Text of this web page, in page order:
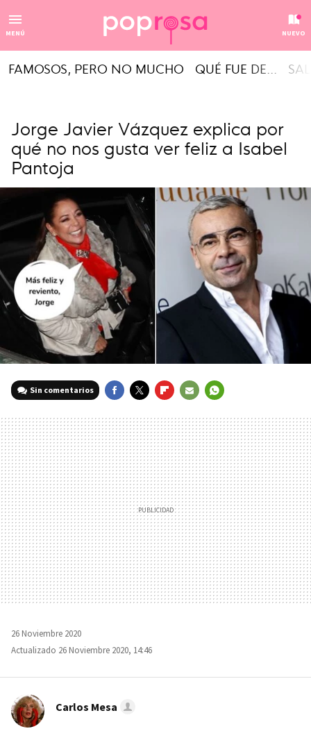
MENÚ NUEVO
FAMOSOS, PERO NO MUCHO QUÉ FUE DE...
Jorge Javier Vázquez explica por
qué no nos gusta ver feliz a Isabel
Pantoja
Sin comentarios
MAIL
26 Noviembre 2020
Actualizado 26 Noviembre 2020, 14:46
Carlos Mesa